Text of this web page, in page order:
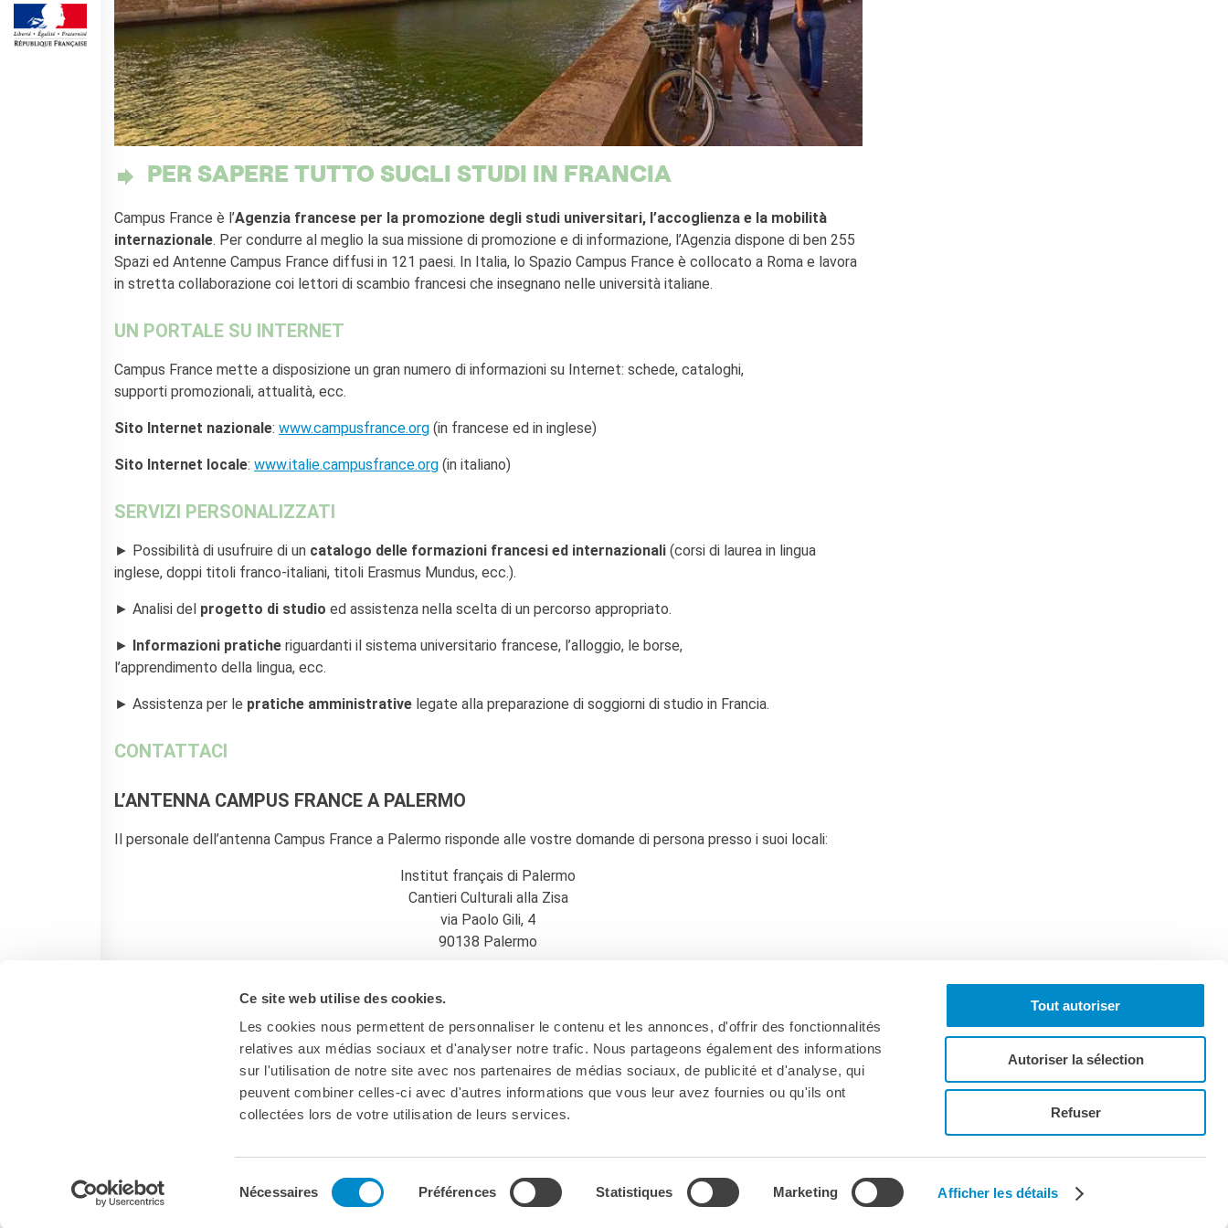
Ce site web utilise des cookies.
Les cookies nous permettent de personnaliser le contenu et les annonces, d'offrir des fonctionnalités
relatives aux médias sociaux et d'analyser notre trafic. Nous partageons également des informations
sur l'utilisation de notre site avec nos partenaires de médias sociaux, de publicité et d'analyse, qui
peuvent combiner celles-ci avec d'autres informations que vous leur avez fournies ou qu'ils ont
collectées lors de votre utilisation de leurs services.
Nécessaires Préférences Statistiques Marketing Afficher les détails
Tout autoriser
Autoriser la sélection
Refuser
DIPLOMI E TEST
DELF-DALF
Altri test
MEDIATECA
Culturethèque
PERCORSO IN FRANCESE
Attività per la classe
Certificazioni
Laboratori
UNIVERSITÀ
universitaria
Soggiorni linguistici in
Francia
KULTUR ENSEMBLE
PALERMO
Atelier Panormos - La
Bottega
Residenze 2026
Cantieri Culturali alla Zisa
CERCA
PER SAPERE TUTTO SUGLI STUDI IN FRANCIA
Campus France è l’Agenzia francese per la promozione degli studi universitari, l’accoglienza e la mobilità
internazionale. Per condurre al meglio la sua missione di promozione e di informazione, l’Agenzia dispone di ben 255
Spazi ed Antenne Campus France diffusi in 121 paesi. In Italia, lo Spazio Campus France è collocato a Roma e lavora
in stretta collaborazione coi lettori di scambio francesi che insegnano nelle università italiane.
UN PORTALE SU INTERNET
Campus France mette a disposizione un gran numero di informazioni su Internet: schede, cataloghi,
supporti promozionali, attualità, ecc.
Sito Internet nazionale: www.campusfrance.org (in francese ed in inglese)
Sito Internet locale: www.italie.campusfrance.org (in italiano)
SERVIZI PERSONALIZZATI
► Possibilità di usufruire di un catalogo delle formazioni francesi ed internazionali (corsi di laurea in lingua
inglese, doppi titoli franco-italiani, titoli Erasmus Mundus, ecc.).
► Analisi del progetto di studio ed assistenza nella scelta di un percorso appropriato.
► Informazioni pratiche riguardanti il sistema universitario francese, l’alloggio, le borse,
l’apprendimento della lingua, ecc.
► Assistenza per le pratiche amministrative legate alla preparazione di soggiorni di studio in Francia.
CONTATTACI
L’ANTENNA CAMPUS FRANCE A PALERMO
Il personale dell’antenna Campus France a Palermo risponde alle vostre domande di persona presso i suoi locali:
Institut français di Palermo
Cantieri Culturali alla Zisa
via Paolo Gili, 4
90138 Palermo
Iscriviti alla newsletter